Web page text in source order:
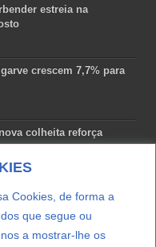
Cookies, de forma a
que segue ou
a mostrar-lhe os
estreia na
crescem 7,7% para
colheita reforça
Setúbal recebe